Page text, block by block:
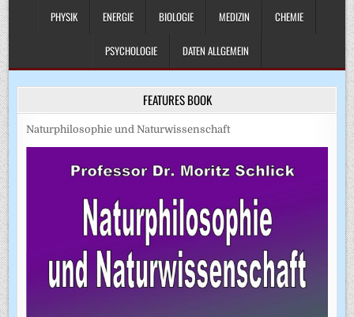
PHYSIK ENERGIE BIOLOGIE MEDIZIN CHEMIE
PSYCHOLOGIE DATEN ALLGEMEIN
FEATURES BOOK
Naturphilosophie und Naturwissenschaft